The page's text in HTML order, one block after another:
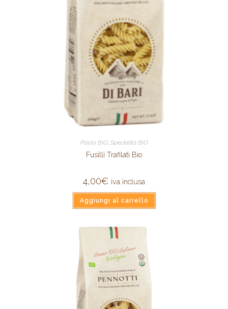
Pasta BIO, Specialità BIO
Fusilli Trafilati Bio
4,00€ iva inclusa
Aggiungi al carrello